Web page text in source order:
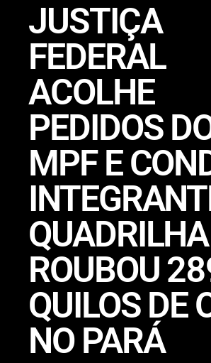
JUSTIÇA
FEDERAL
ACOLHE
PEDIDOS
MPF E
ROUBOU
QUILOS DE
NO PARÁ